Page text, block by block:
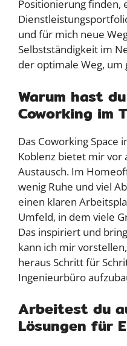
Positionierung finden,
und für mich neue
Selbstständigkeit im
der optimale Weg, um
Warum hast
Coworking im
Das Coworking Space
Koblenz bietet mir vor
Austausch. Im
wenig Ruhe und viel
einen klaren
Umfeld, in dem viele
Das inspiriert und
kann ich mir
heraus Schritt für
Ingenieurbüro
Arbeitest du
Lösungen für